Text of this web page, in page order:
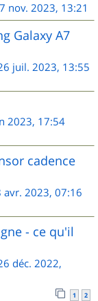
nov. 2023, 13:21
Galaxy A7
juil. 2023, 13:55
2023, 17:54
cadence
avr. 2023, 07:16
- ce qu'il
déc. 2022,
1 2